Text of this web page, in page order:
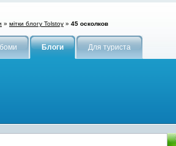
» мітки блогу Tolstoy » 45 осколков
Блоги Для туриста